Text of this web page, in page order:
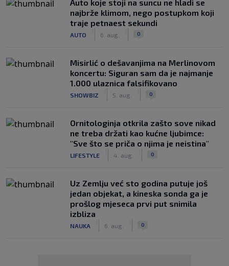
Auto koje stoji na suncu ne hladi se
najbrže klimom, nego postupkom koji
traje petnaest sekundi
AUTO 6. aug. 0
Misirlić o dešavanjima na Merlinovom
koncertu: Siguran sam da je najmanje
1.000 ulaznica falsifikovano
SHOWBIZ 5. aug. 0
Ornitologinja otkrila zašto sove nikad
ne treba držati kao kućne ljubimce:
"Sve što se priča o njima je neistina"
LIFESTYLE 4. aug. 0
Uz Zemlju već sto godina putuje još
jedan objekat, a kineska sonda ga je
prošlog mjeseca prvi put snimila
izbliza
NAUKA 6. aug. 0